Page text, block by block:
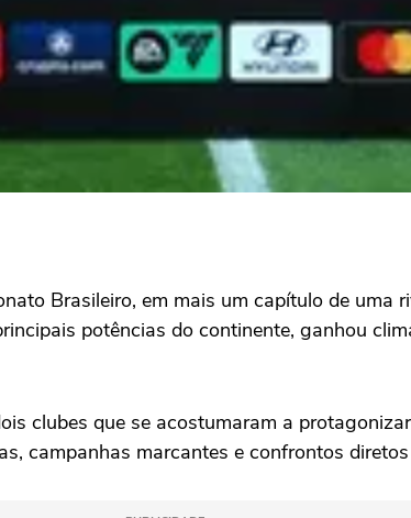
Brasileiro, em mais um capítulo de uma
potências do continente, ganhou
clubes que se acostumaram a
campanhas marcantes e confrontos